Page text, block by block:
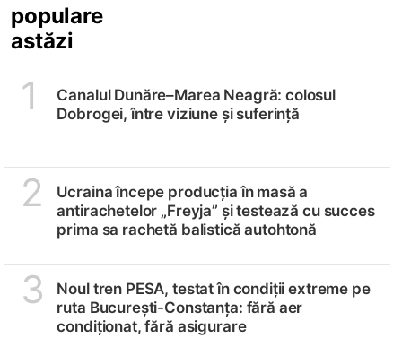
populare
astăzi
1
Canalul Dunăre–Marea Neagră: colosul
Dobrogei, între viziune și suferință
2
Ucraina începe producția în masă a
antirachetelor „Freyja” și testează cu succes
prima sa rachetă balistică autohtonă
3
Noul tren PESA, testat în condiții extreme pe
ruta București-Constanța: fără aer
condiționat, fără asigurare